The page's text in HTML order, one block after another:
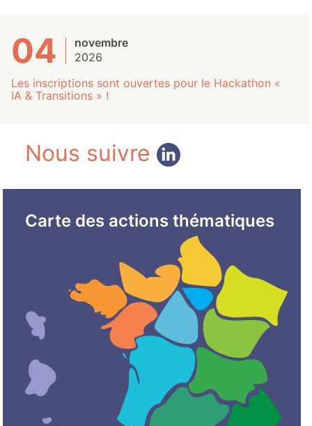
04
novembre
2026
Les inscriptions sont ouvertes pour le Hackathon «
IA & Transitions » !
Nous suivre
Carte des actions thématiques